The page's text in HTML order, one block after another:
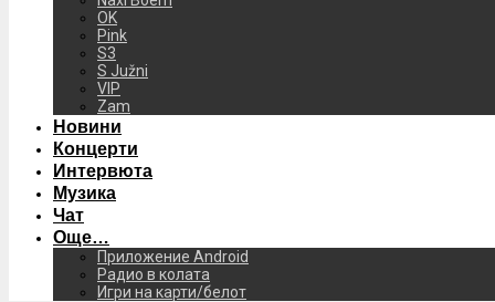
OK
Pink
S3
S Južni
VIP
Zam
Новини
Концерти
Интервюта
Музика
Чат
Още…
Приложение Android
Радио в колата
Игри на карти/белот